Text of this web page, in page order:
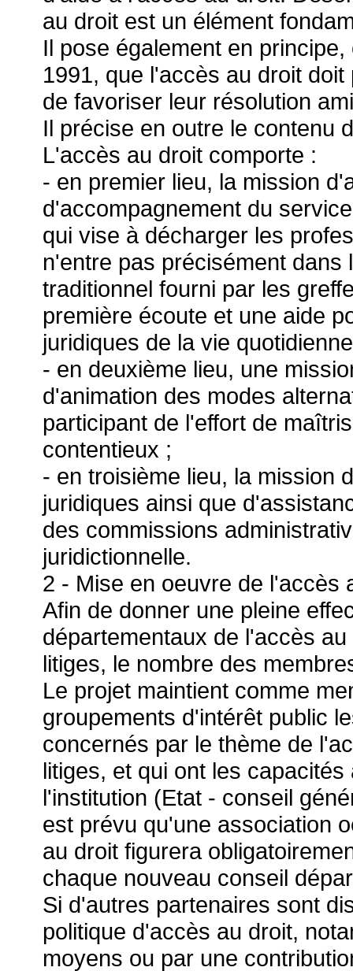
au droit est un élément
Il pose également en
1991, que l'accès au droit
de favoriser leur résolution
Il précise en outre le contenu
L'accès au droit comporte :
- en premier lieu, la mission
d'accompagnement du
qui vise à décharger les
n'entre pas précisément
traditionnel fourni par les
première écoute et une aide
juridiques de la vie
- en deuxième lieu, une
d'animation des modes
participant de l'effort de
contentieux ;
- en troisième lieu, la mission
juridiques ainsi que
des commissions
juridictionnelle.
2 - Mise en oeuvre de l'accès
Afin de donner une pleine
départementaux de l'accès
litiges, le nombre des
Le projet maintient comme
groupements d'intérêt public
concernés par le thème de
litiges, et qui ont les
l'institution (Etat - conseil
est prévu qu'une association
au droit figurera
chaque nouveau conseil
Si d'autres partenaires sont
politique d'accès au droit,
moyens ou par une